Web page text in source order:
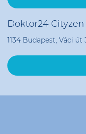
Doktor24
1134 Budapest, Váci út